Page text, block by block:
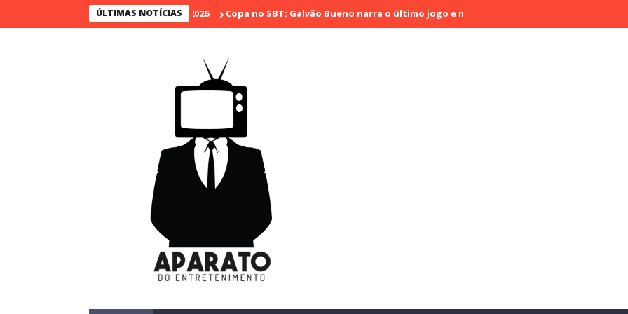
ÚLTIMAS NOTÍCIASCopa no SBT: Galvão Bueno narra o último jogo e marca sua despedida das narrações SBT